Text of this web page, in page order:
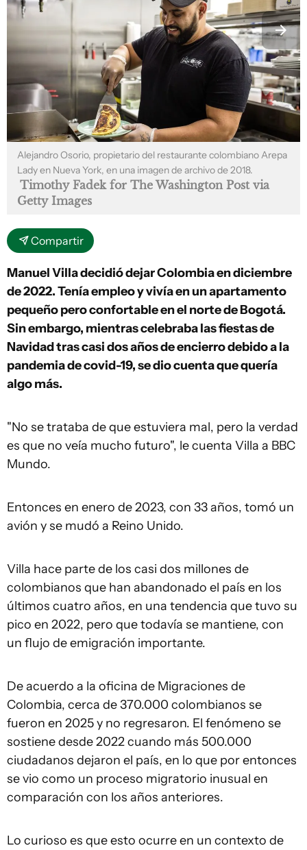
Alejandro Osorio, propietario del restaurante colombiano Arepa
Lady en Nueva York, en una imagen de archivo de 2018.
Timothy Fadek for The Washington Post via
Getty Images
Compartir
Manuel Villa decidió dejar Colombia en diciembre
de 2022. Tenía empleo y vivía en un apartamento
pequeño pero confortable en el norte de Bogotá.
Sin embargo, mientras celebraba las fiestas de
Navidad tras casi dos años de encierro debido a la
pandemia de covid-19, se dio cuenta que quería
algo más.
"No se trataba de que estuviera mal, pero la verdad
es que no veía mucho futuro", le cuenta Villa a BBC
Mundo.
Entonces en enero de 2023, con 33 años, tomó un
avión y se mudó a Reino Unido.
Villa hace parte de los casi dos millones de
colombianos que han abandonado el país en los
últimos cuatro años, en una tendencia que tuvo su
pico en 2022, pero que todavía se mantiene, con
un flujo de emigración importante.
De acuerdo a la oficina de Migraciones de
Colombia, cerca de 370.000 colombianos se
fueron en 2025 y no regresaron. El fenómeno se
sostiene desde 2022 cuando más 500.000
ciudadanos dejaron el país, en lo que por entonces
se vio como un proceso migratorio inusual en
comparación con los años anteriores.
Lo curioso es que esto ocurre en un contexto de